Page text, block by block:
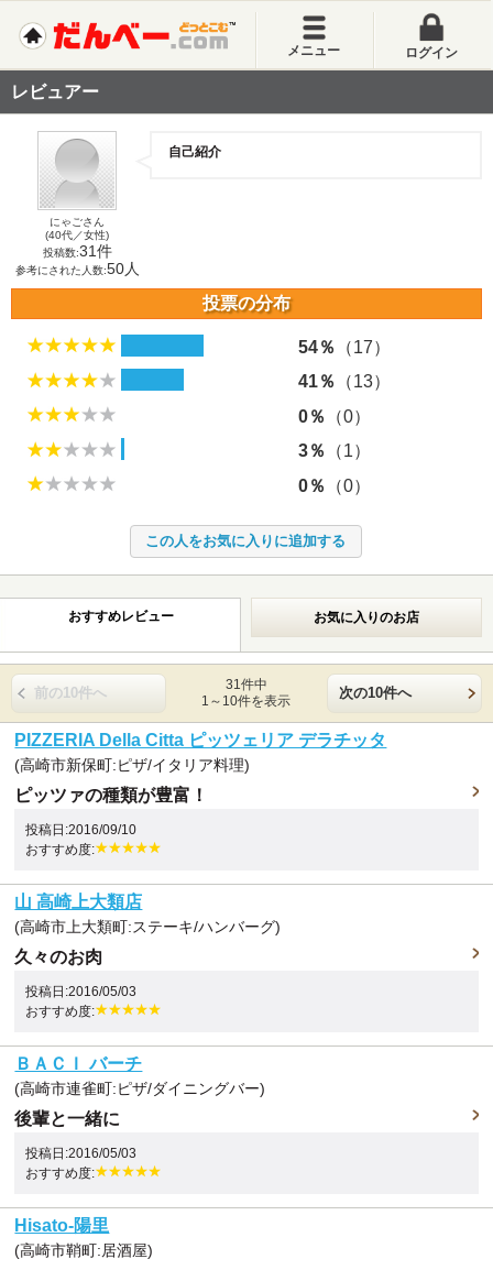
メニュー ログイン
レビュアー
にゃごさん
(40代／女性)
投稿数:31件
参考にされた人数:50人
自己紹介
投票の分布
54％
（17）
41％
（13）
0％
（0）
3％
（1）
0％
（0）
おすすめレビュー お気に入りのお店
前の10件へ
31件中
1～10件を表示
次の10件へ
PIZZERIA Della Citta ピッツェリア デラチッタ
(高崎市新保町:ピザ/イタリア料理)
ピッツァの種類が豊富！
投稿日:2016/09/10
おすすめ度:
山 高崎上大類店
(高崎市上大類町:ステーキ/ハンバーグ)
久々のお肉
投稿日:2016/05/03
おすすめ度:
ＢＡＣＩ バーチ
(高崎市連雀町:ピザ/ダイニングバー)
後輩と一緒に
投稿日:2016/05/03
おすすめ度:
Hisato-陽里
(高崎市鞘町:居酒屋)